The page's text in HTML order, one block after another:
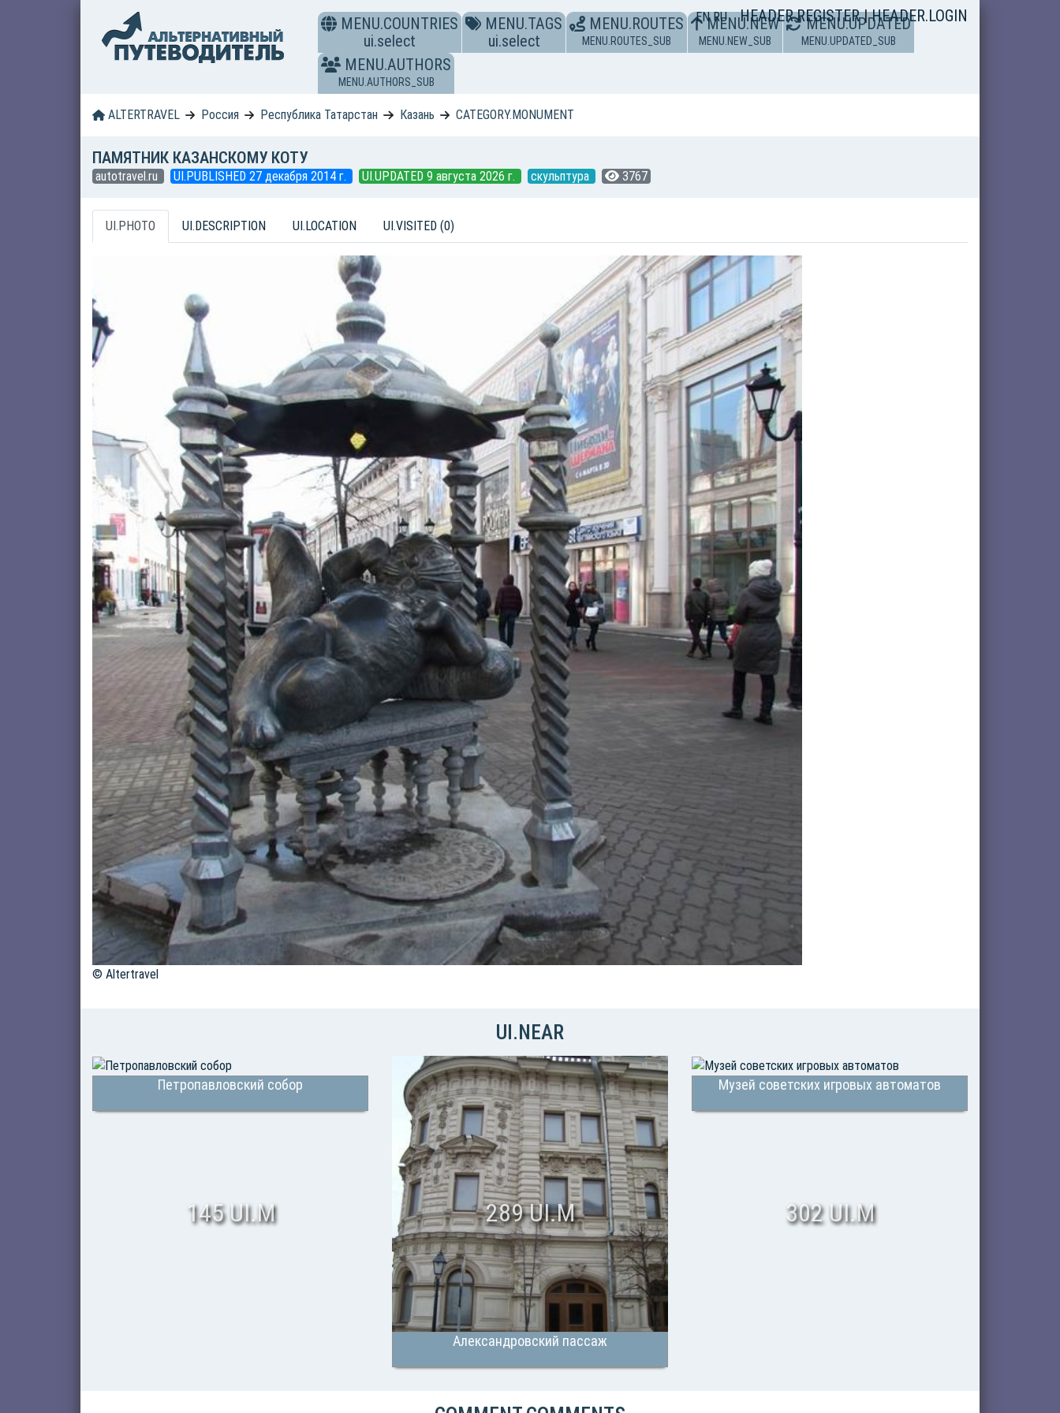
ENRU HEADER.REGISTER|HEADER.LOGIN
MENU.COUNTRIES
ui.select
MENU.TAGS
ui.select
MENU.ROUTES
MENU.ROUTES_SUB
MENU.NEW
MENU.NEW_SUB
MENU.UPDATED
MENU.UPDATED_SUB
MENU.AUTHORS
MENU.AUTHORS_SUB
ALTERTRAVEL Россия Республика Татарстан Казань CATEGORY.MONUMENT
ПАМЯТНИК КАЗАНСКОМУ КОТУ
autotravel.ru UI.PUBLISHED 27 декабря 2014 г. UI.UPDATED 9 августа 2026 г. скульптура 3767
UI.PHOTO UI.DESCRIPTION UI.LOCATION UI.VISITED (0)
© Altertravel
UI.NEAR
Петропавловский собор
145 UI.M
Александровский пассаж
289 UI.M
Музей советских игровых автоматов
302 UI.M